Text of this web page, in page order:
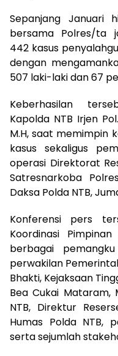
Sepanjang Januari
bersama Polres/ta
442 kasus
dengan
507 laki-laki dan 67
Keberhasilan
Kapolda NTB Irjen
M.H, saat memimpin
kasus sekaligus
operasi Direktorat
Satresnarkoba
Daksa Polda NTB,
Konferensi pers
Koordinasi
berbagai
perwakilan
Bhakti, Kejaksaan
Bea Cukai Mataram,
NTB, Direktur
Humas Polda NTB,
serta sejumlah